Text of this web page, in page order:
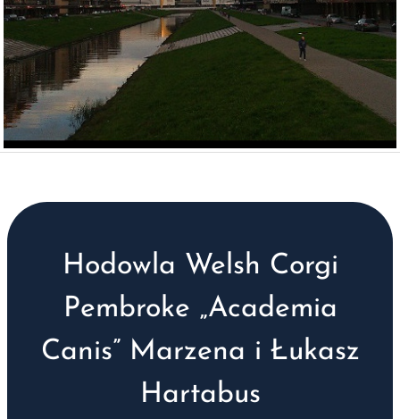
Hodowla Welsh Corgi
Pembroke „Academia
Canis” Marzena i Łukasz
Hartabus